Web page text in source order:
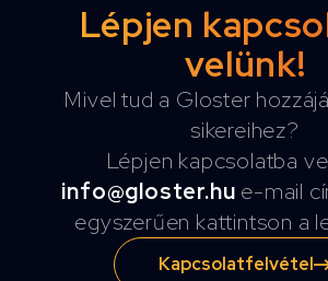
Lépjen
velünk!
Mivel tud a Gloster
sikereihez?
Lépjen kapcsolatba
info@gloster.hu e-mail
egyszerűen kattintson a
Kapcsolatfelvétel